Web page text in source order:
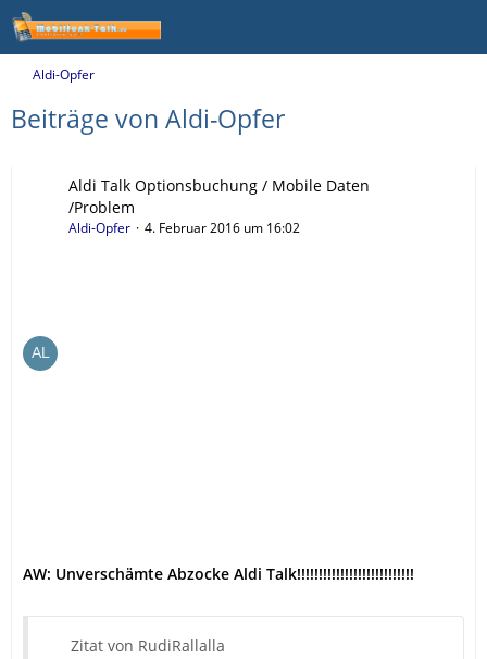
Aldi-Opfer
Beiträge von Aldi-Opfer
Aldi Talk Optionsbuchung / Mobile Daten
/Problem
Aldi-Opfer 4. Februar 2016 um 16:02
AW: Unverschämte Abzocke Aldi Talk!!!!!!!!!!!!!!!!!!!!!!!!!!!
Zitat von RudiRallalla